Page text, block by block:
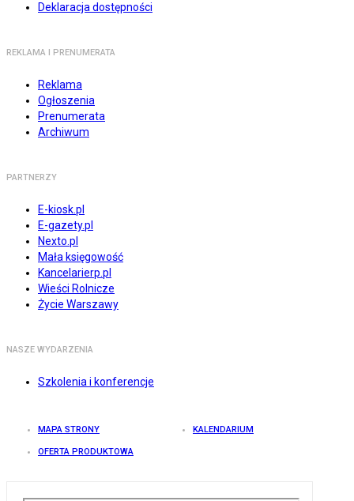
Deklaracja dostępności
REKLAMA I PRENUMERATA
Reklama
Ogłoszenia
Prenumerata
Archiwum
PARTNERZY
E-kiosk.pl
E-gazety.pl
Nexto.pl
Mała księgowość
Kancelarierp.pl
Wieści Rolnicze
Życie Warszawy
NASZE WYDARZENIA
Szkolenia i konferencje
MAPA STRONY KALENDARIUM
OFERTA PRODUKTOWA